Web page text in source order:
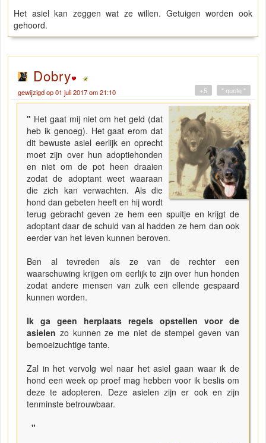
Het asiel kan zeggen wat ze willen. Getuigen worden ook
gehoord.
Dobry
gewijzigd op 01 juli 2017 om 21:10 " quote "
+5
" Het gaat mij niet om het geld (dat
heb ik genoeg). Het gaat erom dat
dit bewuste asiel eerlijk en oprecht
moet zijn over hun adoptiehonden
en niet om de pot heen draaien
zodat de adoptant weet waaraan
die zich kan verwachten. Als die
hond dan gebeten heeft en hij wordt
terug gebracht geven ze hem een spuitje en krijgt de
adoptant daar de schuld van al hadden ze hem dan ook
eerder van het leven kunnen beroven.
Ben al tevreden als ze van de rechter een
waarschuwing krijgen om eerlijk te zijn over hun honden
zodat andere mensen van zulk een ellende gespaard
kunnen worden.
Ik ga geen herplaats regels opstellen voor de
asielen zo kunnen ze me niet de stempel geven van
bemoeizuchtige tante.
Zal in het vervolg wel naar het asiel gaan waar ik de
hond een week op proef mag hebben voor ik beslis om
deze te adopteren. Deze asielen zijn er ook en zijn
tenminste betrouwbaar.
"